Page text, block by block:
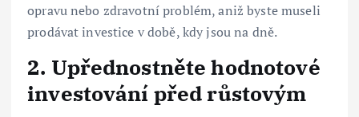
opravu nebo zdravotní problém, aniž byste museli
prodávat investice v době, kdy jsou na dně.
2. Upřednostněte hodnotové
investování před růstovým